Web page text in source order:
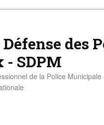
des
SDPM
de la Police